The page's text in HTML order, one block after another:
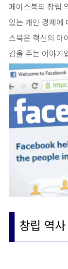
페이스북의 창립
있는 개인 경제에
스북은 혁신의 아
감을 주는 이야기
창립 역사